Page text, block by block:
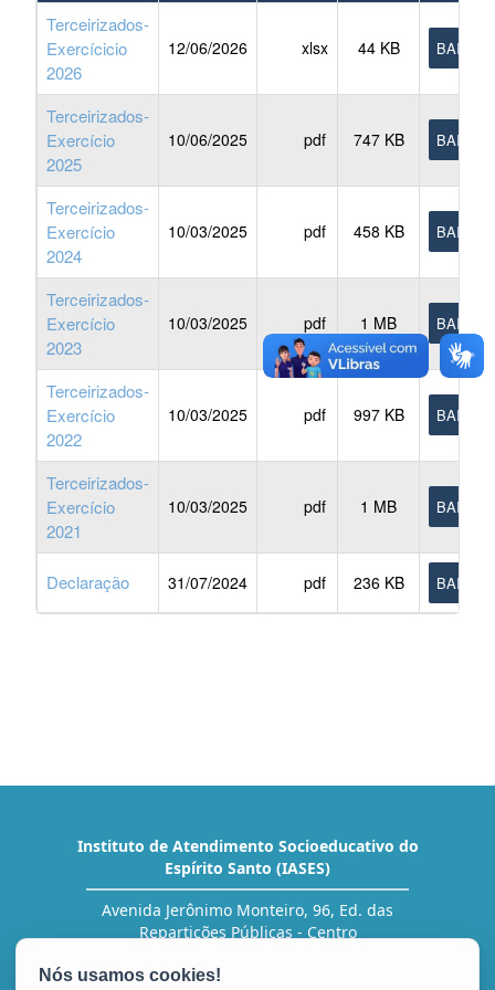
Terceirizados-
Exercícicio
2026
12/06/2026 xlsx 44 KB BAIXAR
Terceirizados-
Exercício
2025
10/06/2025 pdf 747 KB BAIXAR
Terceirizados-
Exercício
2024
10/03/2025 pdf 458 KB BAIXAR
Terceirizados-
Exercício
2023
10/03/2025 pdf 1 MB BAIXAR
Terceirizados-
Exercício
2022
10/03/2025 pdf 997 KB BAIXAR
Terceirizados-
Exercício
2021
10/03/2025 pdf 1 MB BAIXAR
Declaração 31/07/2024 pdf 236 KB BAIXAR
Instituto de Atendimento Socioeducativo do
Espírito Santo (IASES)
Avenida Jerônimo Monteiro, 96, Ed. das
Repartições Públicas - Centro
Tel.: (27) 3636-5454 (RH)